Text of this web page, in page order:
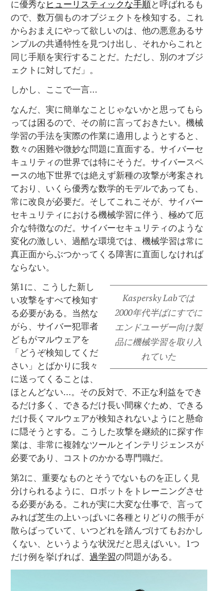
に優秀なヒューリスティックな手順と呼ばれるも
ので、数万個ものオブジェクトを検知する。これ
からおまえにやって欲しいのは、他の悪意あるサ
ンプルの共通特性を見つけ出し、それからこれと
同じ手順を実行することだ。ただし、別のオブジ
ェクトに対してだ」。
しかし、ここで一言…
なんだ、実に簡単なことじゃないかと思ってもら
っては困るので、その前に言っておきたい。機械
学習の手法を実際の作業に適用しようとすると、
数々の困難や微妙な問題に直面する。サイバーセ
キュリティの世界では特にそうだ。サイバースペ
ースの地下世界では絶えず新種の攻撃が考案され
ており、いくら優秀な数学的モデルであっても、
常に改良が必要だ。そしてこれこそが、サイバー
セキュリティにおける機械学習に伴う、極めて厄
介な特徴なのだ。サイバーセキュリティのような
変化の激しい、過酷な環境では、機械学習は常に
真正面からぶつかってくる障害に直面しなければ
ならない。
Kaspersky Labでは
2000年代半ばにすでに
エンドユーザー向け製
品に機械学習を取り入
れていた
第1に、こうした新し
い攻撃をすべて検知す
る必要がある。当然な
がら、サイバー犯罪者
どもがマルウェアを
「どうぞ検知してくだ
さい」とばかりに我々
に送ってくることは、
ほとんどない…。その反対で、不正な利益をでき
るだけ多く、できるだけ長い間稼ぐため、できる
だけ長くマルウェアが検知されないようにと懸命
に隠そうとする。こうした攻撃を継続的に探す作
業は、非常に複雑なツールとインテリジェンスが
必要であり、コストのかかる専門職だ。
第2に、重要なものとそうでないものを正しく見
分けられるように、ロボットをトレーニングさせ
る必要がある。これが実に大変な仕事で、言って
みれば芝生の上いっぱいに各種とりどりの熊手が
散らばっていて、いつどれを踏んづけてもおかし
くない、というような状況だと思えばいい。1つ
だけ例を挙げれば、過学習の問題がある。